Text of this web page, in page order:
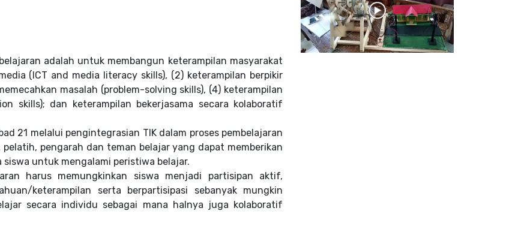
adalah untuk membangun keterampilan masyarakat
(ICT and media literacy skills), (2) keterampilan berpikir
masalah (problem-solving skills), (4) keterampilan
skills); dan keterampilan bekerjasama secara kolaboratif
21 melalui pengintegrasian TIK dalam proses pembelajaran
pengarah dan teman belajar yang dapat memberikan
untuk mengalami peristiwa belajar.
harus memungkinkan siswa menjadi partisipan aktif,
keterampilan serta berpartisipasi sebanyak mungkin
secara individu sebagai mana halnya juga kolaboratif